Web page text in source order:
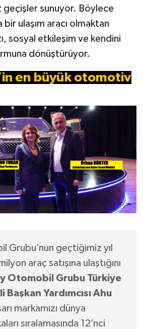
geçişler sunuyor. Böylece
ulaşım aracı olmaktan
sosyal etkileşim ve kendini
dönüştürüyor.
en büyük otomotiv
Grubu’nun geçtiğimiz yıl
araç satışına ulaştığını
Otomobil Grubu Türkiye
Başkan Yardımcısı Ahu
markamızı dünya
sıralamasında 12’nci